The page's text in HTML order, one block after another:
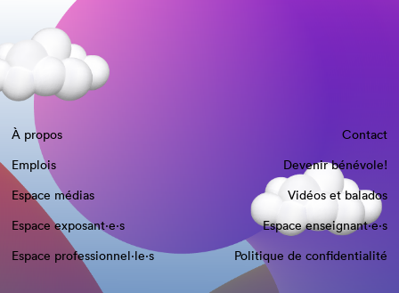
À propos
Contact
Emplois
Devenir bénévole!
Espace médias
Vidéos et balados
Espace exposant·e⋅s
Espace enseignant·e⋅s
Espace professionnel·le⋅s
Politique de confidentialité